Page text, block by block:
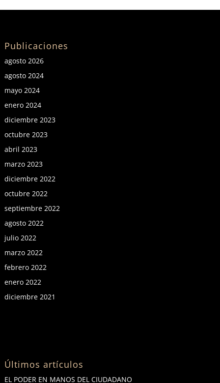
Publicaciones
agosto 2026
agosto 2024
mayo 2024
enero 2024
diciembre 2023
octubre 2023
abril 2023
marzo 2023
diciembre 2022
octubre 2022
septiembre 2022
agosto 2022
julio 2022
marzo 2022
febrero 2022
enero 2022
diciembre 2021
Últimos artículos
EL PODER EN MANOS DEL CIUDADANO